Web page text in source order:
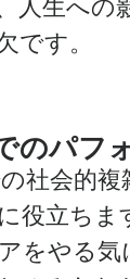
人生への
です。
のパフ
社会的
役立ちま
をやる気